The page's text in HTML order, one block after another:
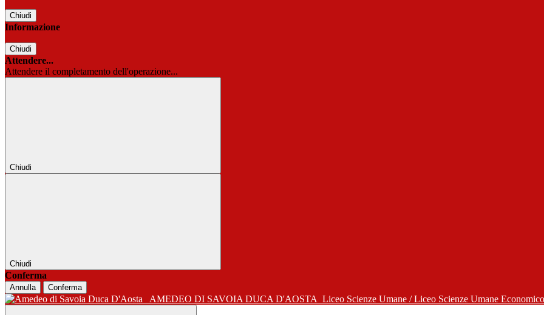
Chiudi
Informazione
Chiudi
Attendere...
Attendere il completamento dell'operazione...
Chiudi
Chiudi
Conferma
Annulla Conferma
AMEDEO DI SAVOIA DUCA D'AOSTA Liceo Scienze Umane / Liceo Scienze Umane